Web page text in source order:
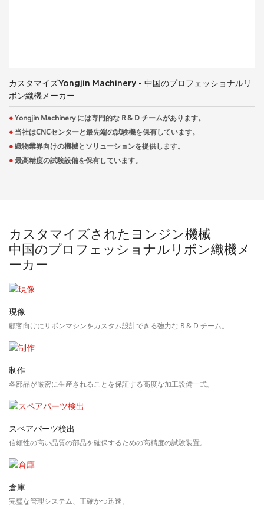
カスタマイズYongjin Machinery - 中国のプロフェッショナルリ
ボン織機メーカー
●Yongjin Machinery には専門的な R & D チームがあります。
● 当社はCNCセンターと最先端の試験機を保有しています。
●織物業界向けの機械とソリューションを提供します。
●最高精度の試験設備を保有しています。
カスタマイズされたヨンジン機械
中国のプロフェッショナルリボン織機メ
ーカー
現像
顧客向けにリボンマシンをカスタム設計できる強力な R & D チーム。
制作
各部品が厳密に生産されることを保証する高度な加工設備一式。
スペアパーツ検出
信頼性の高い品質の部品を確保するための高精度の試験装置。
倉庫
完璧な管理システム、正確かつ迅速。